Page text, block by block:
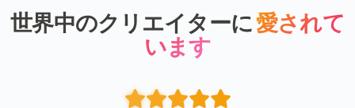
世界中のクリエイターに愛されて
います